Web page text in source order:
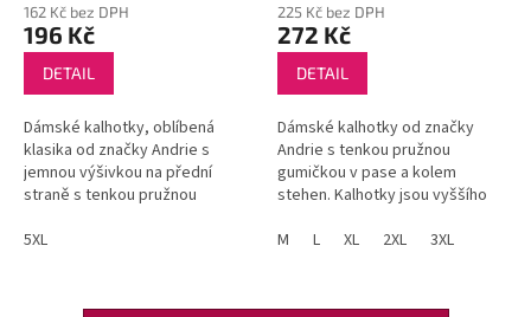
162 Kč bez DPH
196 Kč
DETAIL
Dámské kalhotky, oblíbená
klasika od značky Andrie s
jemnou výšivkou na přední
straně s tenkou pružnou
stehen. Kalhotky jsou vyššího
5XL
225 Kč bez DPH
272 Kč
DETAIL
Dámské kalhotky od značky
Andrie s tenkou pružnou
gumičkou v pase a kolem
stehen. Kalhotky jsou vyššího
M
L XL 2XL 3XL